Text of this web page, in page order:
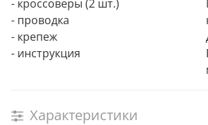
- кроссоверы (2 шт.)
- проводка
- крепеж
- инструкция
Характеристики